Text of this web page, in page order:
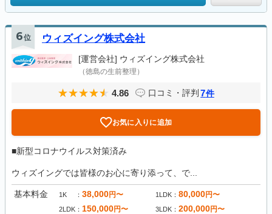
6位 ウィズイング株式会社
[運営会社] ウィズイング株式会社
（徳島の生前整理）
4.86 口コミ・評判 7件
お気に入りに追加
■新型コロナウイルス対策済み
ウィズイングでは皆様のお心に寄り添って、で...
基本料金 1K 38,000円〜 1LDK 80,000円〜
2LDK 150,000円〜 3LDK 200,000円〜